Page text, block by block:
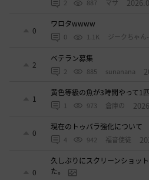
2 887 マサ
0
ワロタwwww
0 1.1K ジークちゃん
2
ベテラン募集
2 885 sunanana
1
黄色等級の魚が3時間やって1
1 973 倉庫の
0
現在のトゥバラ強化について
4 942 福音使徒
0
久しぶりにスクリーンショッ
た。